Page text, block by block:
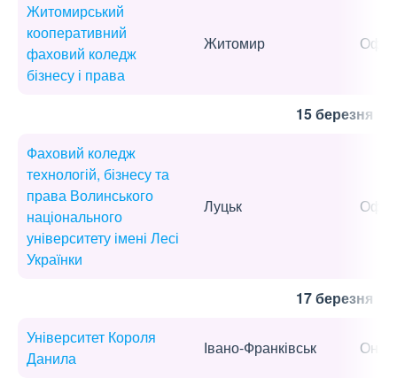
Житомирський
кооперативний
фаховий коледж
бізнесу і права
Житомир
15 березня
Фаховий коледж
технологій, бізнесу та
права Волинського
національного
університету імені Лесі
Українки
Луцьк
17 березня
Університет Короля
Данила
Івано-Франківськ